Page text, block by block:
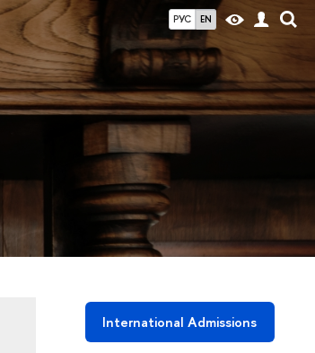
РУС EN
International Admissions